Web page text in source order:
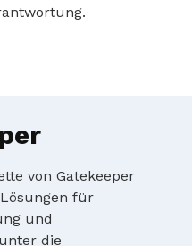
von Gatekeeper
für
und
die